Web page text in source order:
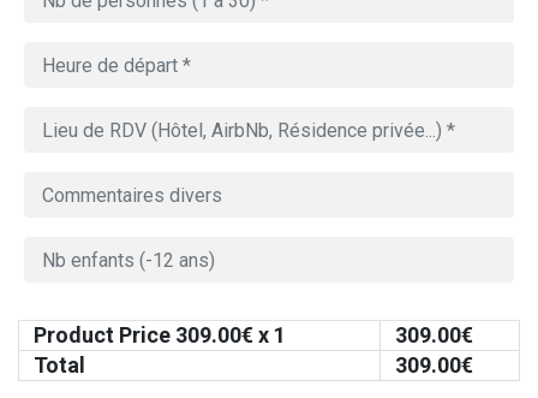
Product Price 309.00€ x 1 309.00€
Total
309.00€